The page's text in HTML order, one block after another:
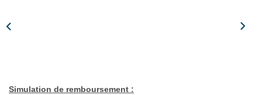
CONTACT
Simulation de remboursement :